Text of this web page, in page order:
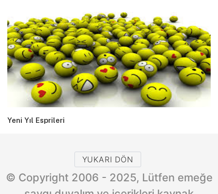
Yeni Yıl Esprileri
YUKARI DÖN
© Copyright 2006 - 2025, Lütfen emeğe